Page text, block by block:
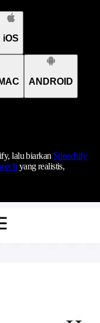
iOS
ANDROID
lalu biarkan Speechify
yang realistis,